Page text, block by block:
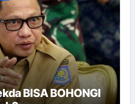
BISA BOHONGI